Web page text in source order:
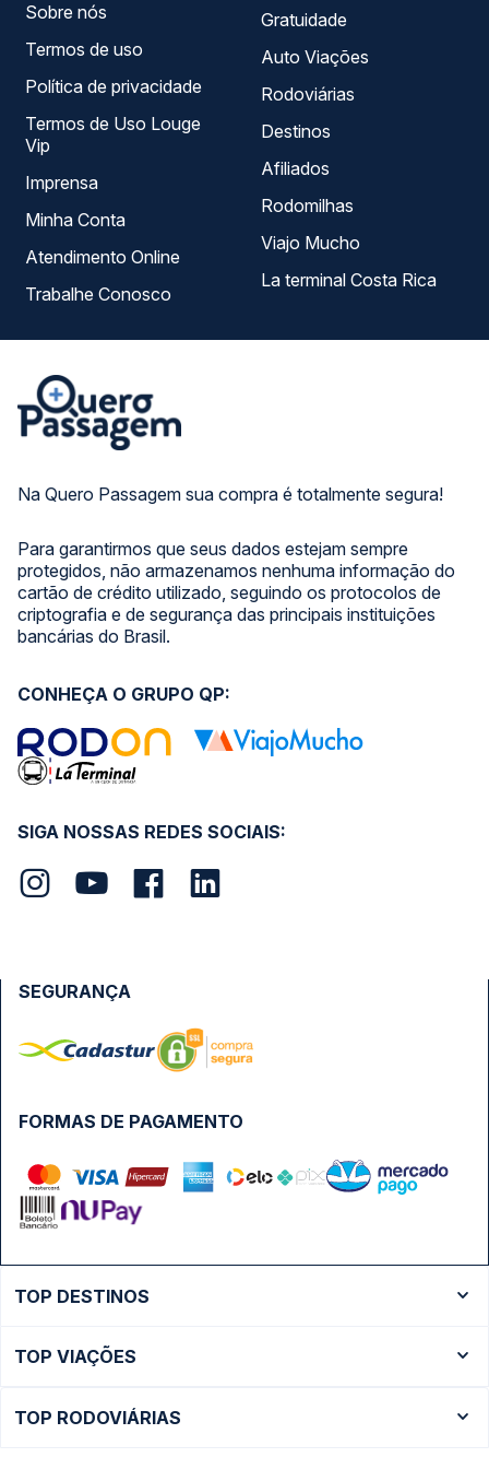
Na Quero Passagem sua compra é totalmente segura!
Para garantirmos que seus dados estejam sempre
protegidos, não armazenamos nenhuma informação do
cartão de crédito utilizado, seguindo os protocolos de
criptografia e de segurança das principais instituições
bancárias do Brasil.
Sobre nós
Termos de uso
Política de privacidade
Termos de Uso Louge
Vip
Imprensa
Minha Conta
Atendimento Online
Trabalhe Conosco
Gratuidade
Auto Viações
Rodoviárias
Destinos
Afiliados
Rodomilhas
Viajo Mucho
La terminal Costa Rica
SIGA NOSSAS REDES SOCIAIS:
CONHEÇA O GRUPO QP:
FORMAS DE PAGAMENTO
SEGURANÇA
TOP DESTINOS
Ônibus São Paulo
TOP VIAÇÕES
TOP RODOVIÁRIAS